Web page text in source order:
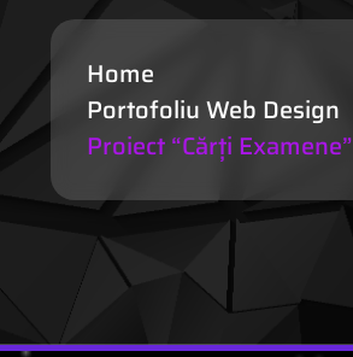
Home
Portofoliu Web Design
Proiect “Cărți Examene”